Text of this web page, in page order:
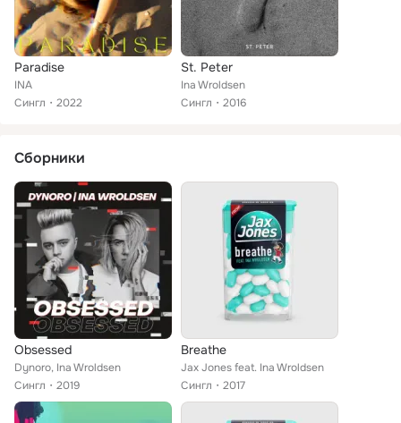
Paradise
INA
Сингл
2022
St. Peter
Ina Wroldsen
Сингл
2016
Сборники
Obsessed
Dynoro, Ina Wroldsen
Сингл
2019
Breathe
Jax Jones feat. Ina Wroldsen
Сингл
2017